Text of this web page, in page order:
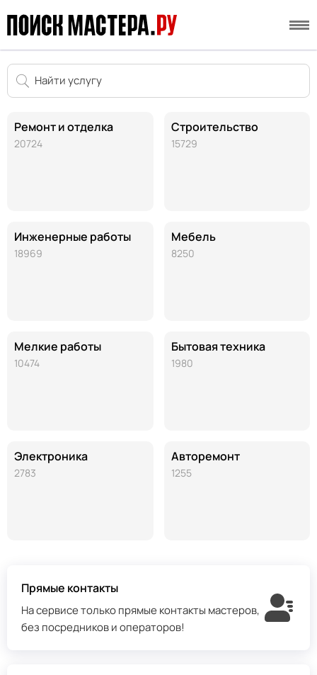
Ремонт и отделка
20724
Инженерные работы
18969
Мелкие работы
10474
Электроника
2783
Строительство
15729
Мебель
8250
Бытовая техника
1980
Авторемонт
1255
Прямые контакты
На сервисе только прямые контакты мастеров,
без посредников и операторов!